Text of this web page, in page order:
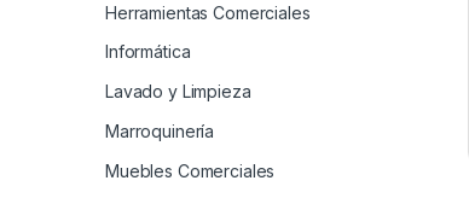
Herramientas Comerciales
Informática
Lavado y Limpieza
Marroquinería
Muebles Comerciales